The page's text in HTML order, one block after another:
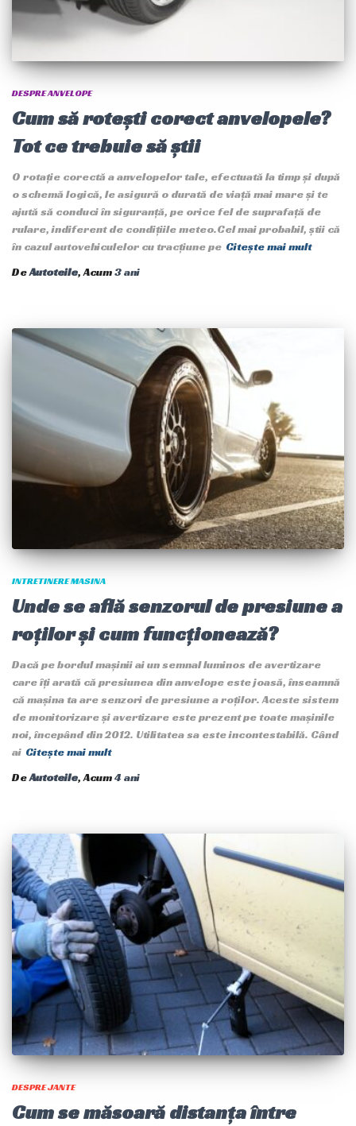
DESPRE ANVELOPE
Cum să rotești corect anvelopele?
Tot ce trebuie să știi
O rotație corectă a anvelopelor tale, efectuată la timp și după
o schemă logică, le asigură o durată de viață mai mare și te
ajută să conduci în siguranță, pe orice fel de suprafață de
rulare, indiferent de condițiile meteo.Cel mai probabil, știi că
în cazul autovehiculelor cu tracțiune pe Citește mai mult
DeAutoteile, Acum3 ani
INTRETINERE MASINA
Unde se află senzorul de presiune a
roților și cum funcționează?
Dacă pe bordul mașinii ai un semnal luminos de avertizare
care îți arată că presiunea din anvelope este joasă, înseamnă
că mașina ta are senzori de presiune a roților. Aceste sistem
de monitorizare și avertizare este prezent pe toate mașinile
noi, începând din 2012. Utilitatea sa este incontestabilă. Când
ai Citește mai mult
DeAutoteile, Acum4 ani
DESPRE JANTE
Cum se măsoară distanța între